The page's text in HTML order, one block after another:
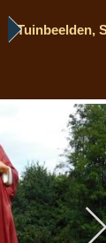
Tuinbeelden,